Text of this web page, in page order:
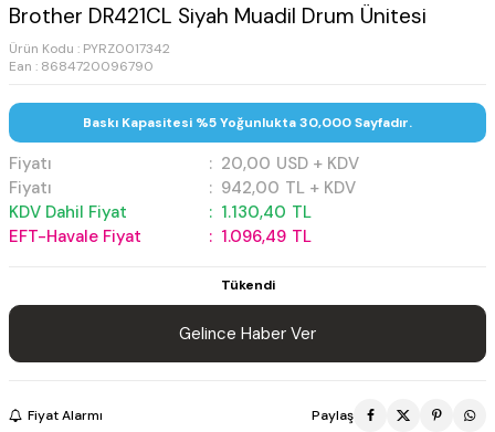
Brother DR421CL Siyah Muadil Drum Ünitesi
Ürün Kodu : PYRZ0017342
Ean : 8684720096790
Baskı Kapasitesi %5 Yoğunlukta 30,000 Sayfadır.
Fiyatı : 20,00 USD + KDV
Fiyatı
: 942,00 TL + KDV
KDV Dahil Fiyat
: 1.130,40 TL
EFT-Havale Fiyat
: 1.096,49 TL
Tükendi
Gelince Haber Ver
Fiyat Alarmı Paylaş